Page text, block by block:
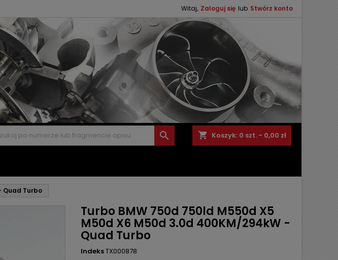
Witaj, Zaloguj się lub Stwórz konto
shopping_cart Koszyk: 0 szt. - 0,00 zł

Quad Turbo
Turbo BMW 750d 750ld M550d X5
M50d X6 M50d 3.0d 400KM/294kW -
Quad Turbo
IndeksTX000878